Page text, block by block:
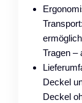
Tragen –
Deckel
Deckel